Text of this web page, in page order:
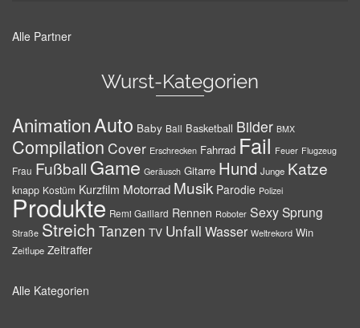
Alle Partner
Wurst-Kategorien
AnimationAuto Baby Ball Basketball Bilder BMX
Compilation Cover Erschrecken Fahrrad Fail Feuer Flugzeug
Frau Fußball Game Geräusch Gitarre Hund Junge Katze
knapp Kostüm Kurzfilm Motorrad Musik Parodie Polizei
Produkte Remi Gaillard Rennen Roboter SexySprung
Straße Streich Tanzen TV Unfall Wasser Weltrekord Win
Zeitlupe Zeitraffer
Alle Kategorien